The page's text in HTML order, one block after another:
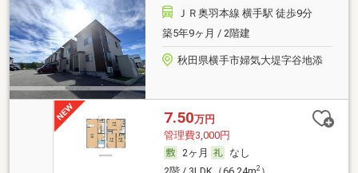
ＪＲ奥羽本線 横手駅 徒歩9分
築5年9ヶ月 / 2階建
秋田県横手市婦気大堤字谷地添
7.50万円
管理費3,000円
2ヶ月
なし
2